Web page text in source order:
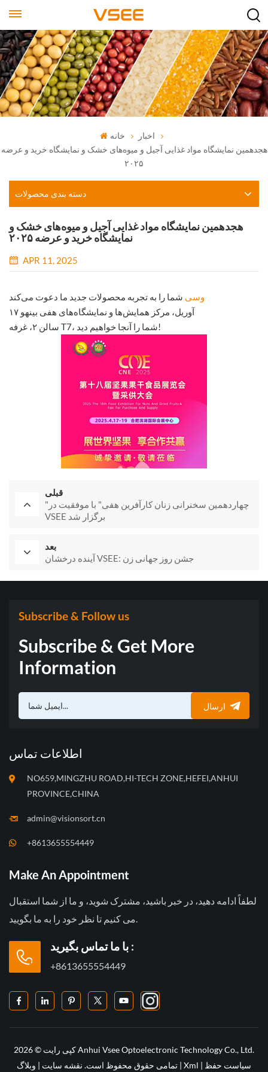
خانه
اخبار
هجدهمین نمایشگاه مواد غذایی آجیل و میوه‌های خشک و نمایشگاه خرید و عرضه
۲۰۲۵
دسته بندی محصولات
هجدهمین نمایشگاه مواد غذایی آجیل و میوه‌های خشک و
نمایشگاه خرید و عرضه ۲۰۲۵
APR 11, 2025
وسی شما را به تجربه محصولات جدید ما دعوت می‌کند
۱۷ آوریل، مرکز همایش‌ها و نمایشگاه‌های هفی بینهو
سالن ۲، غرفه T7، شما را آنجا خواهیم دید!
قبلی
"چهاردهمین سخنرانی زنان کارآفرین هفی" با موفقیت در
VSEE برگزار شد
بعد
آینده درخشان VSEE: جشن روز جهانی زن
Subscribe & Follow us
Subscribe & Get More
Information
ارسال
اطلاعات تماس
NO659,MINGZHU ROAD,HI-TECH ZONE,HEFEI,ANHUI
PROVINCE,CHINA
admin@visionsort.cn
+8613655554449
Make An Appointment
لطفاً ادامه دهید، در خبر باشید، مشترک شوید، و ما از شما استقبال
با ما تماس بگیرید :
+8613655554449
کپی رایت © 2026 Anhui Vsee Optoelectronic Technology Co., Ltd.
تمامی حقوق محفوظ است. نقشه سایت | وبلاگ | Xml | سیاست حفظ